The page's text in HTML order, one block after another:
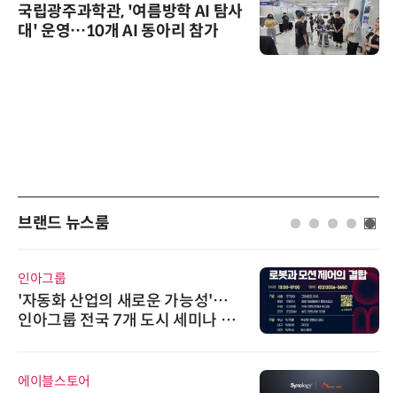
국립광주과학관, '여름방학 AI 탐사
대' 운영…10개 AI 동아리 참가
브랜드 뉴스룸
인아그룹
'자동화 산업의 새로운 가능성'…
인아그룹 전국 7개 도시 세미나 페
에이블스토어